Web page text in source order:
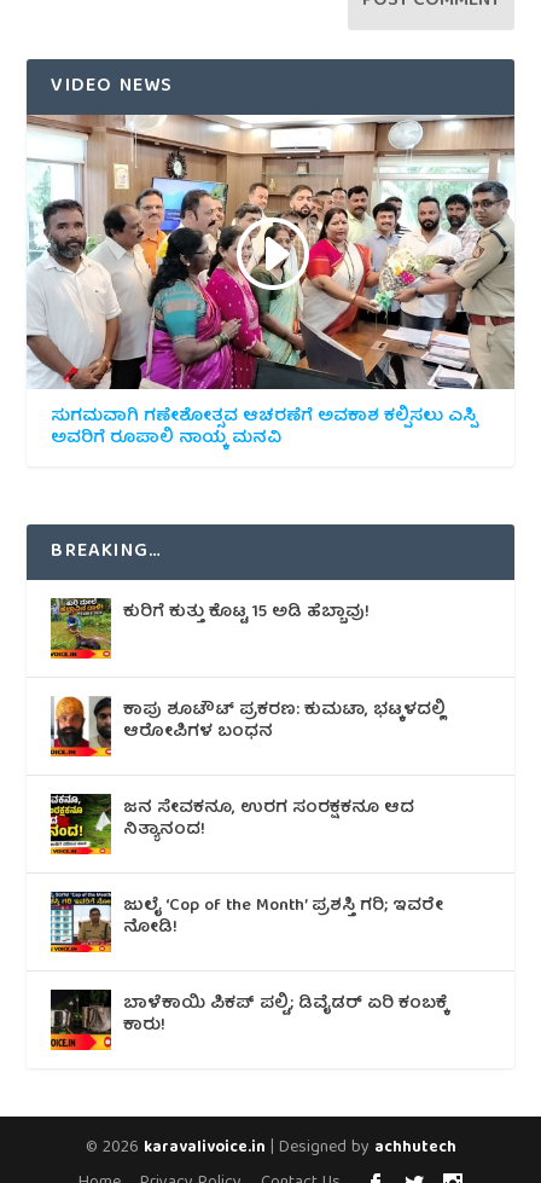
VIDEO NEWS
ಸುಗಮವಾಗಿ ಗಣೇಶೋತ್ಸವ ಆಚರಣೆಗೆ ಅವಕಾಶ ಕಲ್ಪಿಸಲು ಎಸ್ಪಿ
ಅವರಿಗೆ ರೂಪಾಲಿ ನಾಯ್ಕ ಮನವಿ
BREAKING…
ಕುರಿಗೆ ಕುತ್ತು ಕೊಟ್ಟ 15 ಅಡಿ ಹೆಬ್ಬಾವು!
ಕಾಪು ಶೂಟೌಟ್‌ ಪ್ರಕರಣ: ಕುಮಟಾ, ಭಟ್ಕಳದಲ್ಲಿ
ಆರೋಪಿಗಳ ಬಂಧನ
ಜನ ಸೇವಕನೂ, ಉರಗ ಸಂರಕ್ಷಕನೂ ಆದ
ನಿತ್ಯಾನಂದ!
ಜುಲೈ ‘Cop of the Month’ ಪ್ರಶಸ್ತಿ ಗರಿ; ಇವರೇ
ನೋಡಿ!
ಬಾಳೆಕಾಯಿ ಪಿಕಪ್ ಪಲ್ಟಿ; ಡಿವೈಡರ್ ಏರಿ ಕಂಬಕ್ಕೆ
ಕಾರು!
© 2026 karavalivoice.in | Designed by achhutech